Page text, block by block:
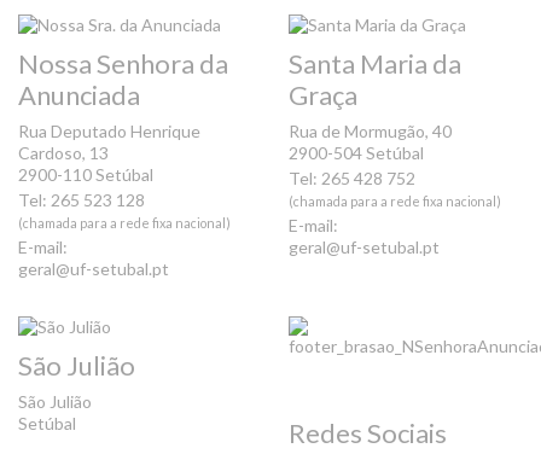
Nossa Senhora da
Anunciada
Rua Deputado Henrique
Cardoso, 13
2900-110 Setúbal
Tel: 265 523 128
(chamada para a rede fixa nacional)
E-mail:
geral@uf-setubal.pt
Santa Maria da
Graça
Rua de Mormugão, 40
2900-504 Setúbal
Tel: 265 428 752
(chamada para a rede fixa nacional)
E-mail:
geral@uf-setubal.pt
São Julião
São Julião
Setúbal
Redes Sociais